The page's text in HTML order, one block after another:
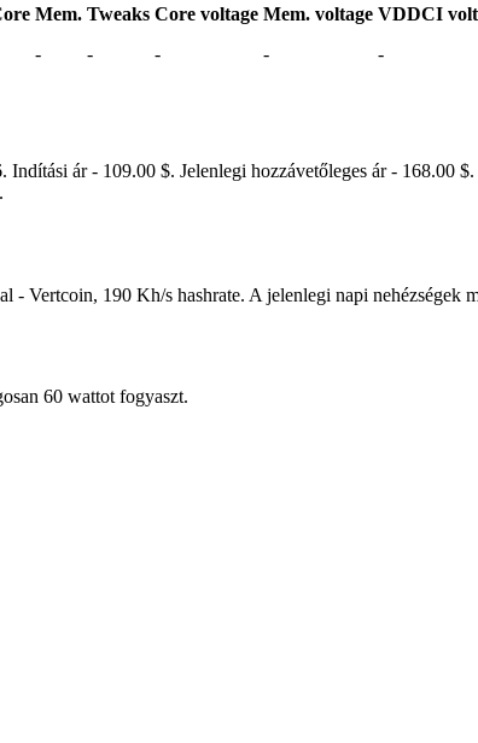
Mem. Tweaks Core voltage Mem. voltage VDDCI
- - - - -
ár - 109.00 $. Jelenlegi hozzávetőleges ár - 168.00
- Vertcoin, 190 Kh/s hashrate. A jelenlegi napi
60 wattot fogyaszt.